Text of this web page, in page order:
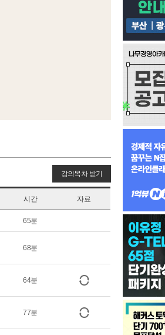
강의목차 받기
시간 자료
65분
68분
64분
77분